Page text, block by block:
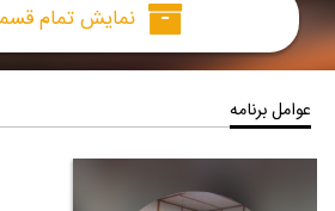
نمایش تمام
عوامل برنامه